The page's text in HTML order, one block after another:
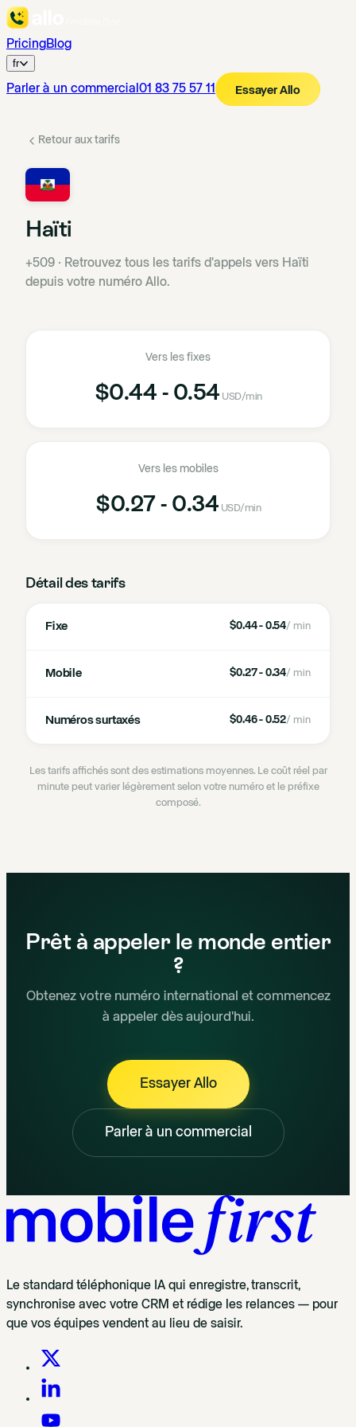
PricingBlog
fr
Parler à un commercial 01 83 75 57 11 Essayer Allo
Retour aux tarifs
Haïti
+509 · Retrouvez tous les tarifs d'appels vers Haïti
depuis votre numéro Allo.
Vers les fixes
$0.44 - 0.54 USD/min
Vers les mobiles
$0.27 - 0.34 USD/min
Détail des tarifs
Fixe $0.44 - 0.54/ min
Mobile $0.27 - 0.34/ min
Numéros surtaxés $0.46 - 0.52/ min
Les tarifs affichés sont des estimations moyennes. Le coût réel par
minute peut varier légèrement selon votre numéro et le préfixe
composé.
Prêt à appeler le monde entier
?
Obtenez votre numéro international et commencez
à appeler dès aujourd'hui.
Essayer Allo
Parler à un commercial
Le standard téléphonique IA qui enregistre, transcrit,
synchronise avec votre CRM et rédige les relances — pour
que vos équipes vendent au lieu de saisir.